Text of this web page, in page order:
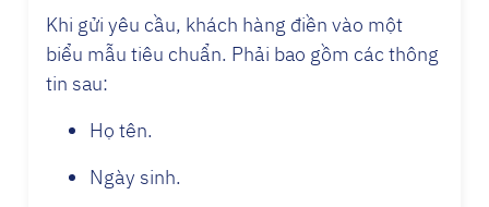
Khi gửi yêu cầu, khách hàng điền vào một
biểu mẫu tiêu chuẩn. Phải bao gồm các thông
tin sau:
Họ tên.
Ngày sinh.